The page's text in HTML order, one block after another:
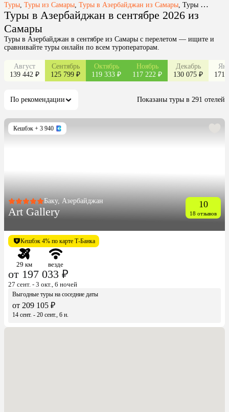
Туры Туры из Самары Туры в Азербайджан из Самары Туры в Азербайджан в сентябре 2026 из Самары
Туры в Азербайджан в сентябре 2026 из
Самары
Туры в Азербайджан в сентябре из Самары с перелетом — ищите и
сравнивайте туры онлайн по всем туроператорам.
Август
139 442 ₽
Сентябрь
125 799 ₽
Октябрь
119 333 ₽
Ноябрь
117 222 ₽
Декабрь
130 075 ₽
171
По рекомендации Показаны туры в 291 отелей
Кешбэк + 3 940
Баку, Азербайджан
Art Gallery
10
18 отзывов
Кешбэк 4% по карте Т-Банка
29 км везде
от 197 033 ₽
27 сент. - 3 окт., 6 ночей
Выгодные туры на соседние даты
от 209 105 ₽
14 сент. - 20 сент., 6 н.